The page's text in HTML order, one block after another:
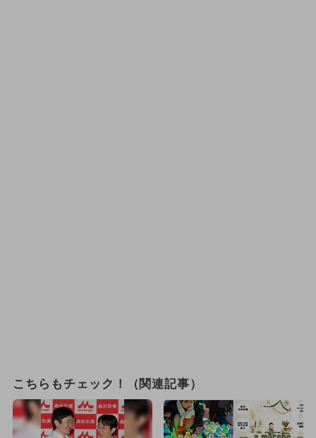
こちらもチェック！（関連記事）